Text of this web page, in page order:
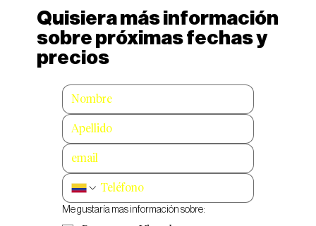
Quisiera más información
sobre próximas fechas y
precios
Me gustaría mas información sobre: